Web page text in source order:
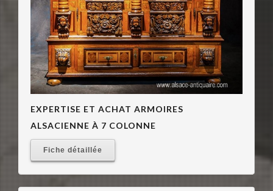
EXPERTISE ET ACHAT ARMOIRES
ALSACIENNE À 7 COLONNE
Fiche détaillée